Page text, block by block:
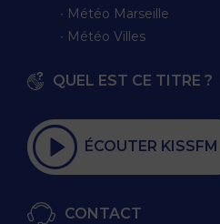
∙ Météo Marseille
∙ Météo Villes
QUEL EST CE TITRE ?
ÉCOUTER KISSFM
CONTACT